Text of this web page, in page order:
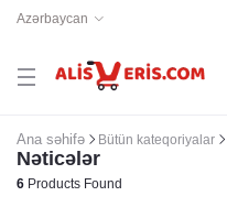
Azərbaycan
Ana səhifə Bütün kateqoriyalar
Nəticələr
6 Products Found